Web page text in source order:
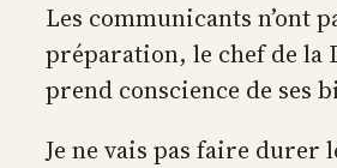
Les communicants n’ont
préparation, le chef de la
prend conscience de ses
Je ne vais pas faire durer